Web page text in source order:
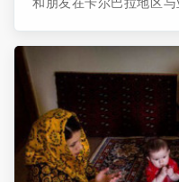
和朋友在卡尔巴拉地区
始。 建立Ta'ziye的人被
人称为“Ta'ziyeGardān”（
（读者）或“Shabih
为这种仪式的根源可以
伊朗英雄Soog-e Siavash
然而，伊朗3000年历史
352年，Moez al-Dole命